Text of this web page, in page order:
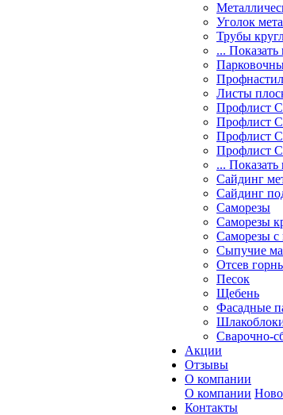
Уголок
Трубы
... Показать
Профнастил
Листы
Профлист
Профлист
Профлист
Профлист
... Показать
Сайдинг
Cайдинг
Саморезы
Саморезы
Саморезы с
Сыпучие
Отсев
Песок
Щебень
Фасадные
Сварочно-
Акции
Отзывы
О компании
О компании
Контакты